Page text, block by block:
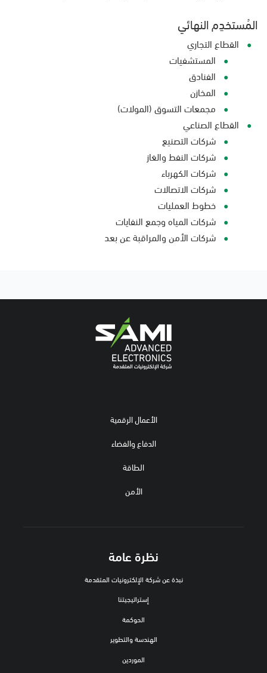
المُستخدِم النهائي
القطاع التجاري
المستشفيات
الفنادق
المخازن
مجمعات التسوق (المولات)
القطاع الصناعي
شركات التصنيع
شركات النفط والغاز
شركات الكهرباء
شركات الاتصالات
خطوط العمليات
شركات المياه وجمع النفايات
شركات الأمن والمراقبة عن بعد
الأعمال الرقمية
الدفاع والفضاء
الطاقة
الأمن
نظرة عامة
نبذة عن شركة الإلكترونيات المتقدمة
إستراتيجيتنا
الحوكمة
الهندسة والتطوير
الموردين